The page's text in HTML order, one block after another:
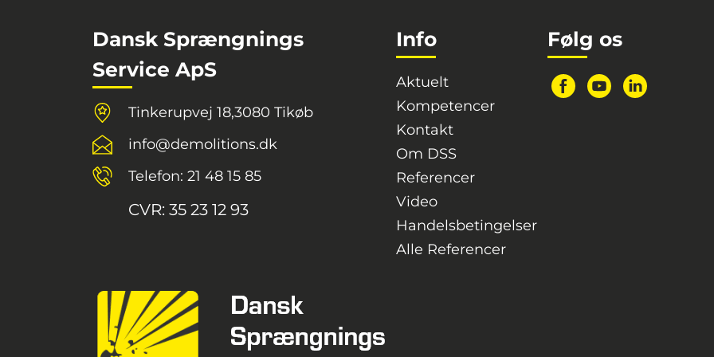
Dansk Sprængnings
Service ApS
Tinkerupvej 18,3080 Tikøb
info@demolitions.dk
Telefon: 21 48 15 85
CVR: 35 23 12 93
Info
Aktuelt
Kompetencer
Kontakt
Om DSS
Referencer
Video
Handelsbetingelser
Alle Referencer
Følg os